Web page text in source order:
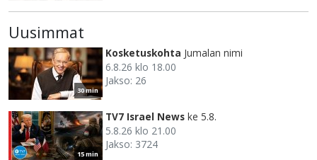
Uusimmat
30 min
Kosketuskohta Jumalan nimi
6.8.26 klo 18.00
Jakso: 26
15 min
TV7 Israel News ke 5.8.
5.8.26 klo 21.00
Jakso: 3724